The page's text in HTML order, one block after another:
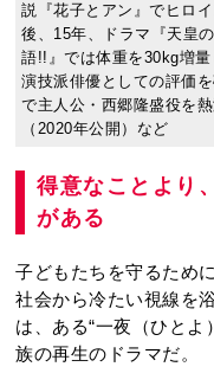
説『花子とアン』でヒロ
後、15年、ドラマ『天皇
語!!』では体重を30kg増
演技派俳優としての評価
で主人公・西郷隆盛役を
（2020年公開）など
得意なことより
がある
子どもたちを守るため
社会から冷たい視線を
は、ある“一夜（ひとよ
族の再生のドラマだ。